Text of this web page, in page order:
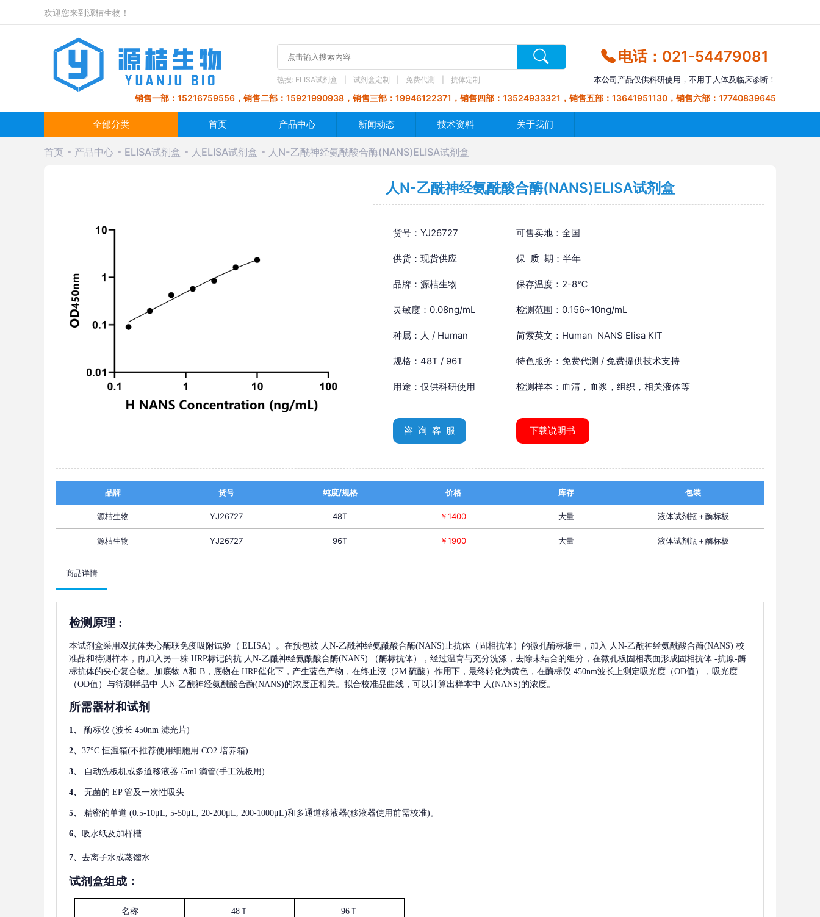
欢迎您来到源桔生物！
热搜: ELISA试剂盒 试剂盒定制 免费代测 抗体定制
电话：021-54479081
本公司产品仅供科研使用，不用于人体及临床诊断！
销售一部：15216759556，销售二部：15921990938，销售三部：19946122371，销售四部：13524933321，销售五部：13641951130，销售六部：17740839645
全部分类 首页 产品中心 新闻动态 技术资料 关于我们
首页 产品中心 ELISA试剂盒 人ELISA试剂盒 人N-乙酰神经氨酰酸合酶(NANS)ELISA试剂盒
人N-乙酰神经氨酰酸合酶(NANS)ELISA试剂盒
货号：YJ26727 可售卖地：全国
供货：现货供应 保 质 期：半年
品牌：源桔生物 保存温度：2-8℃
灵敏度：0.08ng/mL 检测范围：0.156~10ng/mL
种属：人 / Human 简索英文：Human NANS Elisa KIT
规格：48T / 96T 特色服务：免费代测 / 免费提供技术支持
用途：仅供科研使用 检测样本：血清，血浆，组织，相关液体等
咨 询 客 服 下载说明书
品牌 货号 纯度/规格 价格 库存 包装
源桔生物 YJ26727 48T ￥1400 大量 液体试剂瓶＋酶标板
源桔生物 YJ26727 96T ￥1900 大量 液体试剂瓶＋酶标板
商品详情
检测原理 :
本试剂盒采用双抗体夹心酶联免疫吸附试验（ ELISA）。在预包被 人N-乙酰神经氨酰酸合酶(NANS)止抗体（固相抗体）的微孔酶标板中，加入 人N-乙酰神经氨酰酸合酶(NANS) 校
准品和待测样本，再加入另一株 HRP标记的抗 人N-乙酰神经氨酰酸合酶(NANS) （酶标抗体），经过温育与充分洗涤，去除未结合的组分，在微孔板固相表面形成固相抗体 -抗原-酶
标抗体的夹心复合物。加底物 A和 B，底物在 HRP催化下，产生蓝色产物，在终止液（2M 硫酸）作用下，最终转化为黄色，在酶标仪 450nm波长上测定吸光度（OD值），吸光度
（OD值）与待测样品中 人N-乙酰神经氨酰酸合酶(NANS)的浓度正相关。拟合校准品曲线，可以计算出样本中 人(NANS)的浓度。
所需器材和试剂
1、 酶标仪 (波长 450nm 滤光片)
2、 37°C 恒温箱(不推荐使用细胞用 CO2 培养箱)
3、 自动洗板机或多道移液器 /5ml 滴管(手工洗板用)
4、 无菌的 EP 管及一次性吸头
5、 精密的单道 (0.5-10μL, 5-50μL, 20-200μL, 200-1000μL)和多通道移液器(移液器使用前需校准)。
6、 吸水纸及加样槽
7、 去离子水或蒸馏水
试剂盒组成：
名称 48Ｔ 96Ｔ